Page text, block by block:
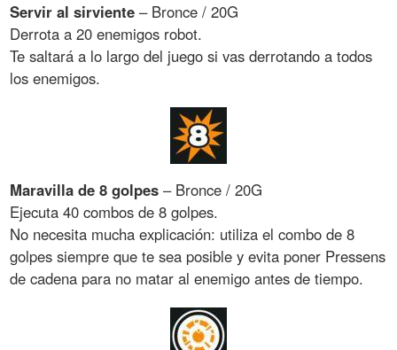
Servir al sirviente – Bronce / 20G
Derrota a 20 enemigos robot.
Te saltará a lo largo del juego si vas derrotando a todos
los enemigos.
Maravilla de 8 golpes – Bronce / 20G
Ejecuta 40 combos de 8 golpes.
No necesita mucha explicación: utiliza el combo de 8
golpes siempre que te sea posible y evita poner Pressens
de cadena para no matar al enemigo antes de tiempo.